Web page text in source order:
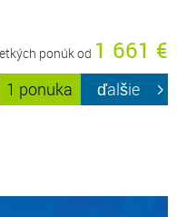
ponúk od 1 661 €
1 ponuka ďalšie